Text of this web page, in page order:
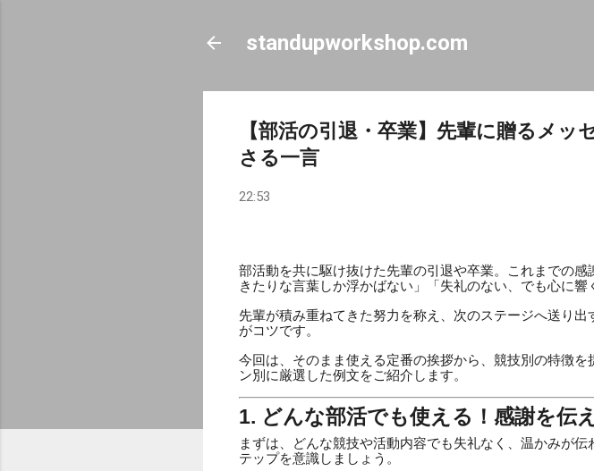
standupworkshop.com
【部活の引退・卒業】先輩に贈るメッ
さる一言
22:53
部活動を共に駆け抜けた先輩の引退や卒業。これまでの
きたりな言葉しか浮かばない」「失礼のない、でも心に響
先輩が積み重ねてきた努力を称え、次のステージへ送り
がコツです。
今回は、そのまま使える定番の挨拶から、競技別の特徴
ン別に厳選した例文をご紹介します。
1. どんな部活でも使える！感謝を伝
まずは、どんな競技や活動内容でも失礼なく、温かみが
テップを意識しましょう。